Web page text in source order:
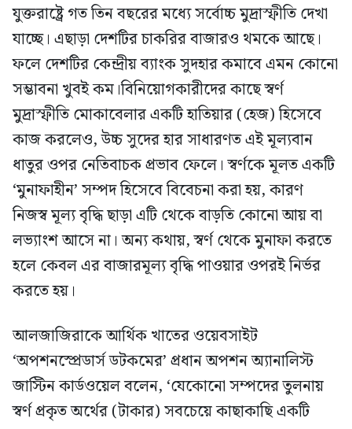
যুক্তরাষ্ট্রে গত তিন বছরের মধ্যে সর্বোচ্চ মুদ্রাস্ফীতি দেখা
যাচ্ছে। এছাড়া দেশটির চাকরির বাজারও থমকে আছে।
ফলে দেশটির কেন্দ্রীয় ব্যাংক সুদহার কমাবে এমন কোনো
সম্ভাবনা খুবই কম।বিনিয়োগকারীদের কাছে স্বর্ণ
মুদ্রাস্ফীতি মোকাবেলার একটি হাতিয়ার (হেজ) হিসেবে
কাজ করলেও, উচ্চ সুদের হার সাধারণত এই মূল্যবান
ধাতুর ওপর নেতিবাচক প্রভাব ফেলে। স্বর্ণকে মূলত একটি
‘মুনাফাহীন’ সম্পদ হিসেবে বিবেচনা করা হয়, কারণ
নিজস্ব মূল্য বৃদ্ধি ছাড়া এটি থেকে বাড়তি কোনো আয় বা
লভ্যাংশ আসে না। অন্য কথায়, স্বর্ণ থেকে মুনাফা করতে
হলে কেবল এর বাজারমূল্য বৃদ্ধি পাওয়ার ওপরই নির্ভর
করতে হয়।
আলজাজিরাকে আর্থিক খাতের ওয়েবসাইট
‘অপশনস্প্রেডার্স ডটকমের’ প্রধান অপশন অ্যানালিস্ট
জাস্টিন কার্ডওয়েল বলেন, ‘যেকোনো সম্পদের তুলনায়
স্বর্ণ প্রকৃত অর্থের (টাকার) সবচেয়ে কাছাকাছি একটি